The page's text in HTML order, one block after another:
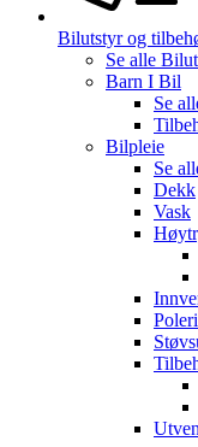
Bilutstyr og
Se alle
Barn I Bil
Se
Bilpleie
Se
Dekk
Vask